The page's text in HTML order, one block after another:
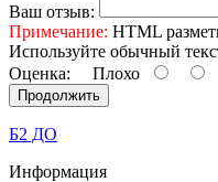
Ваш отзыв:
Примечание: HTML
Используйте обычный
Оценка: Плохо
Продолжить
Б2 ДО
Информация